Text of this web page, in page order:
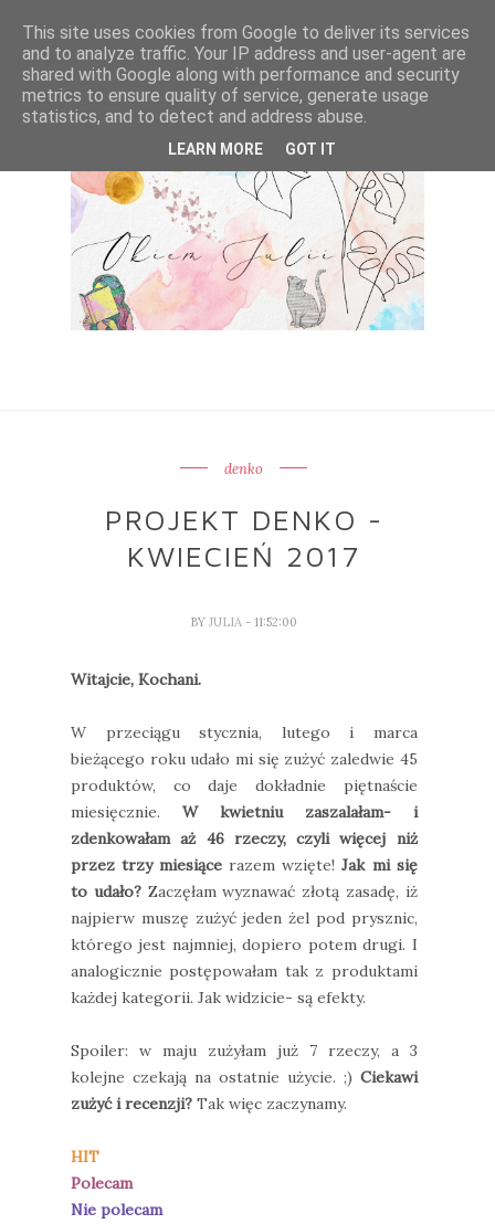
denko
PROJEKT DENKO -
KWIECIEŃ 2017
BYJULIA - 11:52:00
Witajcie, Kochani.
W przeciągu stycznia, lutego i marca
bieżącego roku udało mi się zużyć zaledwie 45
produktów, co daje dokładnie piętnaście
miesięcznie. W kwietniu zaszalałam- i
zdenkowałam aż 46 rzeczy, czyli więcej niż
przez trzy miesiące razem wzięte!Jak mi się
to udało?Zaczęłam wyznawać złotą zasadę, iż
najpierw muszę zużyć jeden żel pod prysznic,
którego jest najmniej, dopiero potem drugi. I
analogicznie postępowałam tak z produktami
każdej kategorii. Jak widzicie- są efekty.
Spoiler: w maju zużyłam już 7 rzeczy, a 3
kolejne czekają na ostatnie użycie. ;) Ciekawi
zużyć i recenzji? Tak więc zaczynamy.
HIT
Polecam
Nie polecam
This site uses cookies from Google to deliver its services
and to analyze traffic. Your IP address and user-agent are
shared with Google along with performance and security
metrics to ensure quality of service, generate usage
statistics, and to detect and address abuse.
LEARN MORE GOT IT